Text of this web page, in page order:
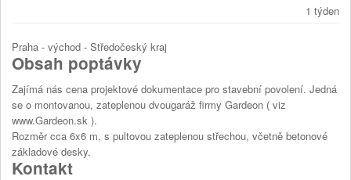
1 týden
Praha - východ - Středočeský kraj
Obsah poptávky
Zajímá nás cena projektové dokumentace pro stavební povolení. Jedná
se o montovanou, zateplenou dvougaráž firmy Gardeon ( viz
www.Gardeon.sk ).
Rozměr cca 6x6 m, s pultovou zateplenou střechou, včetně betonové
základové desky.
Kontakt